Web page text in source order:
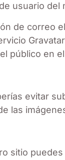
usuario
de correo
público en
evitar
las
sitio